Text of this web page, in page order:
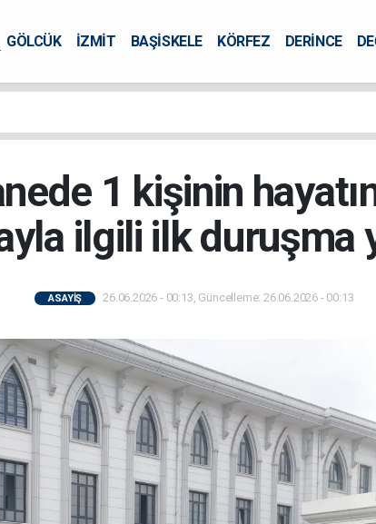
GÖLCÜK İZMİT BAŞİSKELE KÖRFEZ DERİNCE
1 kişinin
ilgili ilk duruşma
ASAYİŞ 26.06.2026 - 00:13, Güncelleme: 26.06.2026 - 00:13